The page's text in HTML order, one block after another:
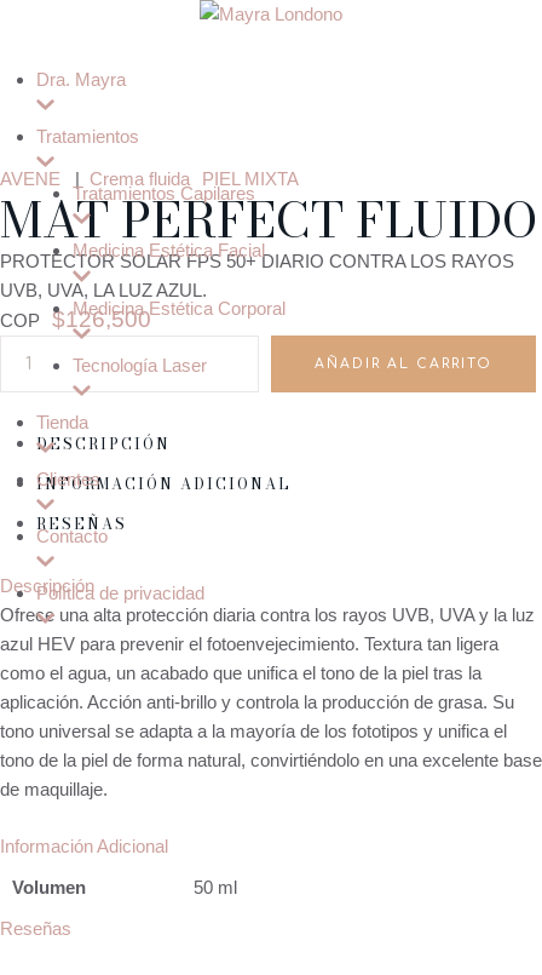
Dra. Mayra
Tratamientos
Tratamientos Capilares
Medicina Estética Facial
Medicina Estética Corporal
Tecnología Laser
Tienda
Clientes
Contacto
Política de privacidad
AVENE | Crema fluida PIEL MIXTA
MAT PERFECT FLUIDO
PROTECTOR SOLAR FPS 50+ DIARIO CONTRA LOS RAYOS
UVB, UVA, LA LUZ AZUL.
COP $126,500
AÑADIR AL CARRITO
DESCRIPCIÓN
INFORMACIÓN ADICIONAL
RESEÑAS
Descripción
Ofrece una alta protección diaria contra los rayos UVB, UVA y la luz
azul HEV para prevenir el fotoenvejecimiento. Textura tan ligera
como el agua, un acabado que unifica el tono de la piel tras la
aplicación. Acción anti-brillo y controla la producción de grasa. Su
tono universal se adapta a la mayoría de los fototipos y unifica el
tono de la piel de forma natural, convirtiéndolo en una excelente base
de maquillaje.
Información Adicional
Volumen
50 ml
Reseñas